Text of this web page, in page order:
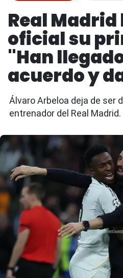
Real Madrid
oficial su
"Han
acuerdo y
Álvaro Arbeloa deja de ser
entrenador del Real Madrid.